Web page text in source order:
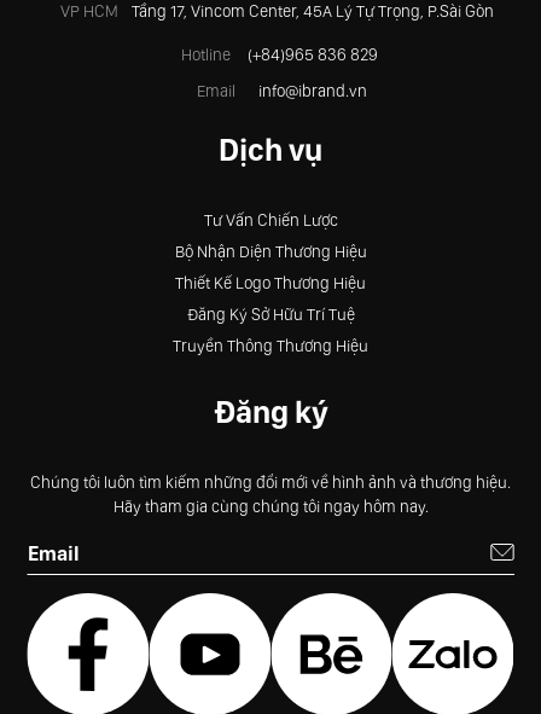
VP HCM Tầng 17, Vincom Center, 45A Lý Tự Trọng, P.Sài Gòn
Hotline
(+84)965 836 829
Email
info@ibrand.vn
Dịch vụ
Tư Vấn Chiến Lược
Bộ Nhận Diện Thương Hiệu
Thiết Kế Logo Thương Hiệu
Đăng Ký Sở Hữu Trí Tuệ
Truyền Thông Thương Hiệu
Đăng ký
Chúng tôi luôn tìm kiếm những đổi mới về hình ảnh và thương hiệu.
Hãy tham gia cùng chúng tôi ngay hôm nay.